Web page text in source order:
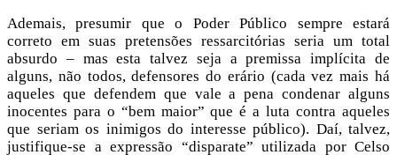
Ademais, presumir que o Poder Público sempre estará
correto em suas pretensões ressarcitórias seria um total
absurdo – mas esta talvez seja a premissa implícita de
alguns, não todos, defensores do erário (cada vez mais há
aqueles que defendem que vale a pena condenar alguns
inocentes para o “bem maior” que é a luta contra aqueles
que seriam os inimigos do interesse público). Daí, talvez,
justifique-se a expressão “disparate” utilizada por Celso